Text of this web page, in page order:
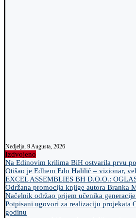
Nedjelja, 9 Augusta, 2026
Izdvojeno
Na Edinovim krilima BiH ostvarila prvu
Otišao je Edhem Edo Halilić – vizionar,
EXCEL ASSEMBLIES BH D.O.O.:
Održana promocija knjige autora Branka
Načelnik održao prijem učenika
Potpisani ugovori za realizaciju projekata
godinu